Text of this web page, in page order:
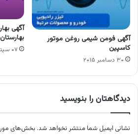
آگهی فومن شیمی روغن موتور
کاسپین
۳۰ دسامبر ۲۰۱۵
آگهی
بهارستان
۰۷ سپتامبر ۲۰۲۵
دیدگاهتان را بنویسید
نشانی ایمیل شما منتشر نخواهد شد. بخش‌های